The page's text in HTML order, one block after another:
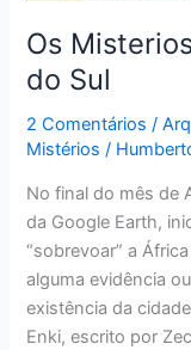
Os
do Sul
2 Comentários /
Mistérios /
No final do mês de
da Google Earth,
“sobrevoar” a
alguma evidência
existência da
Enki, escrito por